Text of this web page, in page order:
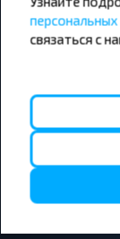
Минск - Бобруйск
Минск - Вильнюс
Минск - Варшава
Минск - Москва
связаться с